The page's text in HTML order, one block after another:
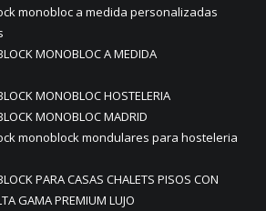
monobloc a medida personalizadas
MONOBLOC A MEDIDA
MONOBLOC HOSTELERIA
MONOBLOC MADRID
monoblock mondulares para hosteleria
PARA CASAS CHALETS PISOS CON
GAMA PREMIUM LUJO